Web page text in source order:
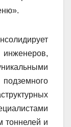
инженеров,
тоннелей и